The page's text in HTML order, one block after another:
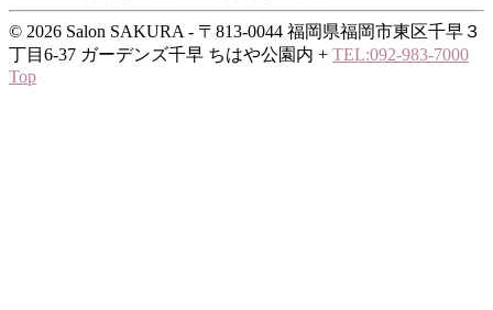
© 2026 Salon SAKURA - 〒813-0044 福岡県福岡市東区千早３
丁目6-37 ガーデンズ千早 ちはや公園内 + TEL:092-983-7000
Top